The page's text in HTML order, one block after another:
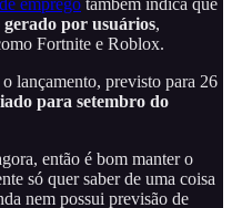
gerado por usuários,
Fortnite e Roblox.
lançamento, previsto para 26
para setembro do
então é bom manter o
só quer saber de uma coisa
nem possui previsão de